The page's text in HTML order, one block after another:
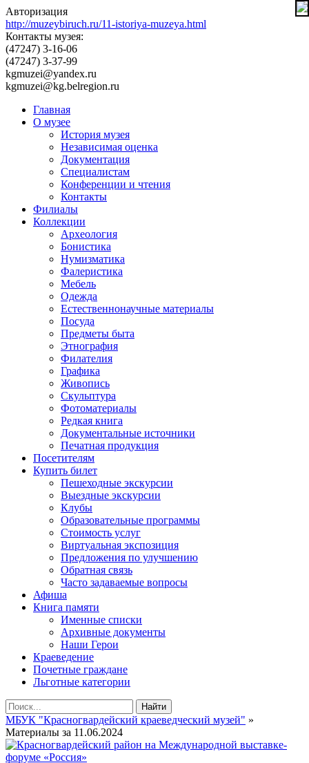
Авторизация
http://muzeybiruch.ru/11-istoriya-muzeya.html
Контакты музея:
(47247) 3-16-06
(47247) 3-37-99
kgmuzei@yandex.ru
kgmuzei@kg.belregion.ru
Главная
О музее
История музея
Независимая оценка
Документация
Специалистам
Конференции и чтения
Контакты
Филиалы
Коллекции
Археология
Бонистика
Нумизматика
Фалеристика
Мебель
Одежда
Естественнонаучные материалы
Посуда
Предметы быта
Этнография
Филателия
Графика
Живопись
Скульптура
Фотоматериалы
Редкая книга
Документальные источники
Печатная продукция
Посетителям
Купить билет
Пешеходные экскурсии
Выездные экскурсии
Клубы
Образовательные программы
Стоимость услуг
Виртуальная экспозиция
Предложения по улучшению
Обратная связь
Часто задаваемые вопросы
Афиша
Книга памяти
Именные списки
Архивные документы
Наши Герои
Краеведение
Почетные граждане
Льготные категории
Найти
МБУК "Красногвардейский краеведческий музей" »
Материалы за 11.06.2024